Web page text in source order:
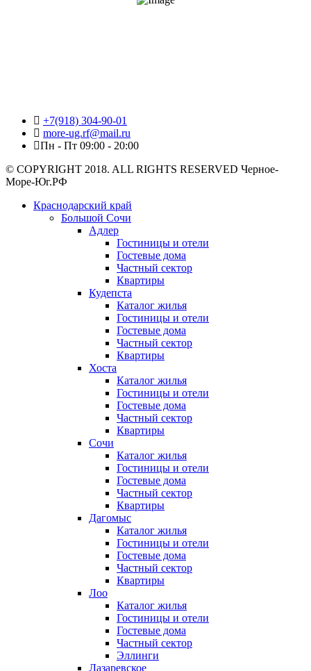
+7(918) 304-90-01
more-ug.rf@mail.ru
Пн - Пт 09:00 - 20:00
© COPYRIGHT 2018. ALL RIGHTS RESERVED Черное-
Море-Юг.РФ
Краснодарский край
Большой Сочи
Адлер
Гостиницы и отели
Гостевые дома
Частный сектор
Квартиры
Кудепста
Каталог жилья
Гостиницы и отели
Гостевые дома
Частный сектор
Квартиры
Хоста
Каталог жилья
Гостиницы и отели
Гостевые дома
Частный сектор
Квартиры
Сочи
Каталог жилья
Гостиницы и отели
Гостевые дома
Частный сектор
Квартиры
Дагомыс
Каталог жилья
Гостиницы и отели
Гостевые дома
Частный сектор
Квартиры
Лоо
Каталог жилья
Гостиницы и отели
Гостевые дома
Частный сектор
Эллинги
Лазаревское